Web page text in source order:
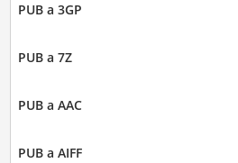
PUB a 3GP
PUB a 7Z
PUB a AAC
PUB a AIFF